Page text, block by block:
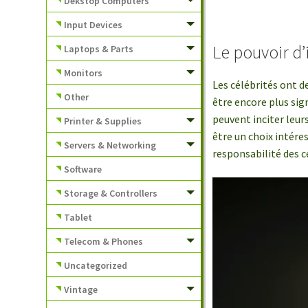
Le pouvoir
Les célébrités ont
être encore plus
peuvent inciter
être un choix
responsabilité des
Input Devices
Laptops & Parts
Monitors
Other
Printer & Supplies
Servers & Networking
Software
Storage & Controllers
Tablet
Telecom & Phones
Uncategorized
Vintage